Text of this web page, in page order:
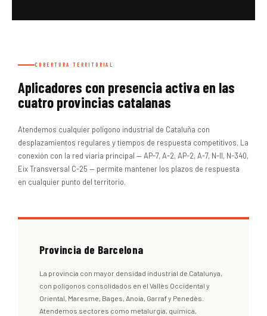
COBERTURA TERRITORIAL
Aplicadores con presencia activa en las
cuatro provincias catalanas
Atendemos cualquier polígono industrial de Cataluña con
desplazamientos regulares y tiempos de respuesta competitivos. La
conexión con la red viaria principal — AP-7, A-2, AP-2, A-7, N-II, N-340,
Eix Transversal C-25 — permite mantener los plazos de respuesta
en cualquier punto del territorio.
Provincia de Barcelona
La provincia con mayor densidad industrial de Catalunya,
con polígonos consolidados en el Vallès Occidental y
Oriental, Maresme, Bages, Anoia, Garraf y Penedès.
Atendemos sectores como metalurgia, química,